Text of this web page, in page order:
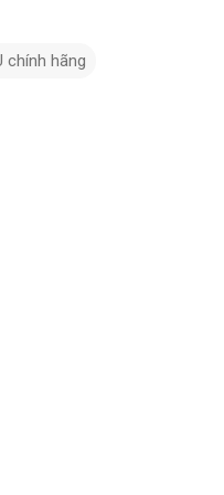
chính hãng